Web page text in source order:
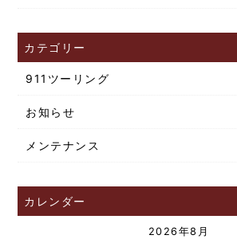
カテゴリー
911ツーリング
お知らせ
メンテナンス
カレンダー
2026年8月